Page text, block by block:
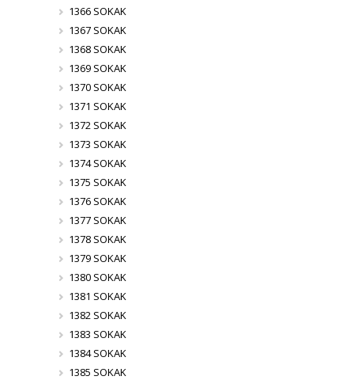
1366 SOKAK
1367 SOKAK
1368 SOKAK
1369 SOKAK
1370 SOKAK
1371 SOKAK
1372 SOKAK
1373 SOKAK
1374 SOKAK
1375 SOKAK
1376 SOKAK
1377 SOKAK
1378 SOKAK
1379 SOKAK
1380 SOKAK
1381 SOKAK
1382 SOKAK
1383 SOKAK
1384 SOKAK
1385 SOKAK